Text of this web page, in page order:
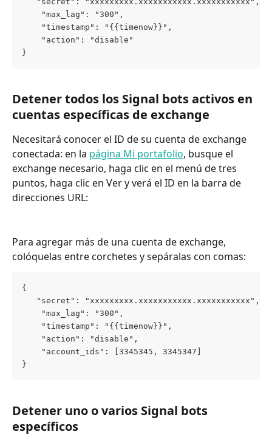
    "max_lag": "300",
    "timestamp": "{{timenow}}",
    "action": "disable"
}
Detener todos los Signal bots activos en
cuentas específicas de exchange
Necesitará conocer el ID de su cuenta de exchange
conectada: en la página Mi portafolio, busque el
exchange necesario, haga clic en el menú de tres
puntos, haga clic en Ver y verá el ID en la barra de
direcciones URL:
Para agregar más de una cuenta de exchange,
colóquelas entre corchetes y sepáralas con comas:
{
   "secret": "xxxxxxxxx.xxxxxxxxxxx.xxxxxxxxxxx",
    "max_lag": "300",
    "timestamp": "{{timenow}}",
    "action": "disable",
    "account_ids": [3345345, 3345347]
}
Detener uno o varios Signal bots
específicos